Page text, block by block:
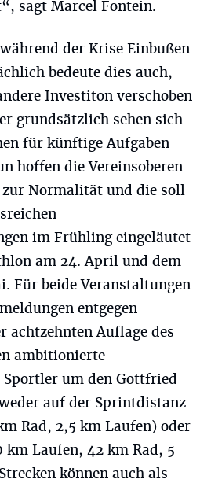
sagt Marcel Fontein.
der Krise Einbußen
bedeute dies auch,
Investiton verschoben
grundsätzlich sehen sich
für künftige Aufgaben
hoffen die Vereinsoberen
zur Normalität und die soll
im Frühling eingeläutet
am 24. April und dem
Für beide Veranstaltungen
entgegen
achtzehnten Auflage des
ambitionierte
um den Gottfried
auf der Sprintdistanz
Rad, 2,5 km Laufen) oder
km Laufen, 42 km Rad, 5
können auch als